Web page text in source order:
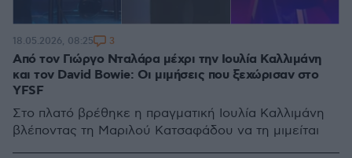
Από τον Γιώργο Νταλάρα μέχρι την Ιουλία Καλλιμάνη
και τον David Bowie: Οι μιμήσεις που ξεχώρισαν στο
YFSF
Στο πλατό βρέθηκε η πραγματική Ιουλία Καλλιμάνη
βλέποντας τη Μαριλού Κατσαφάδου να τη μιμείται
18.05.2026, 08:25 3